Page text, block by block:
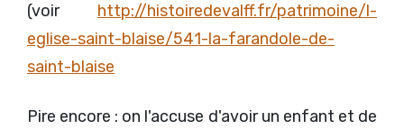
(voir http://histoiredevalff.fr/patrimoine/l-
eglise-saint-blaise/541-la-farandole-de-
saint-blaise
Pire encore : on l'accuse d'avoir un enfant et de